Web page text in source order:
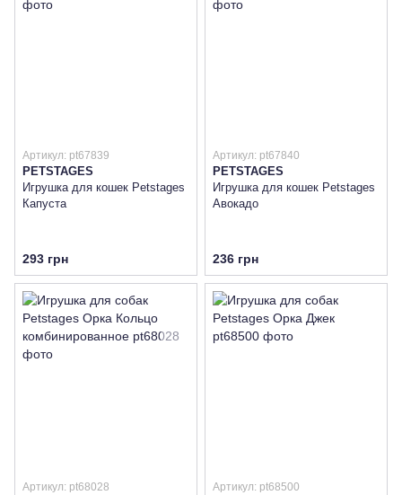
Артикул: pt67839
PETSTAGES
Игрушка для кошек Petstages
Капуста
293 грн
Артикул: pt67840
PETSTAGES
Игрушка для кошек Petstages
Авокадо
236 грн
Артикул: pt68028 Артикул: pt68500